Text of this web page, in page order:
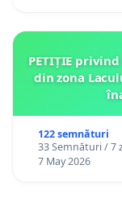
PETIȚIE
din zona
122 semnături
33 Semnături / 7
7 May 2026